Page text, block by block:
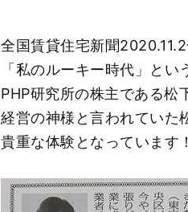
全国賃貸住宅新聞
「私のルーキー時代」と
PHP研究所の株主である松
経営の神様と言われていた
貴重な体験となっています